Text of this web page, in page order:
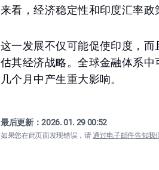
来看，经济稳定性和印度汇率政
这一发展不仅可能促使印度，
估其经济战略。全球金融体系
几个月中产生重大影响。
最后更新：2026. 01. 29 00:52
如果您在此页面发现错误，请通过电子邮件告知我